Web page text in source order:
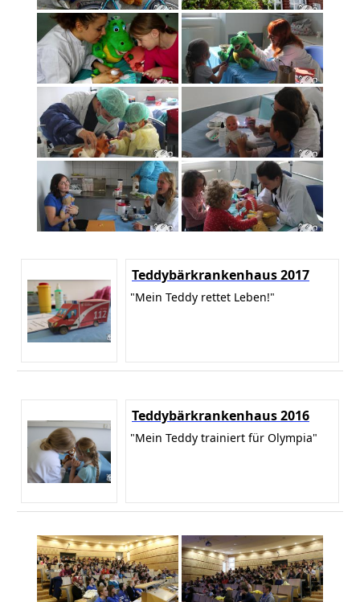
Teddybärkrankenhaus 2017
"Mein Teddy rettet Leben!"
Teddybärkrankenhaus 2016
"Mein Teddy trainiert für Olympia"